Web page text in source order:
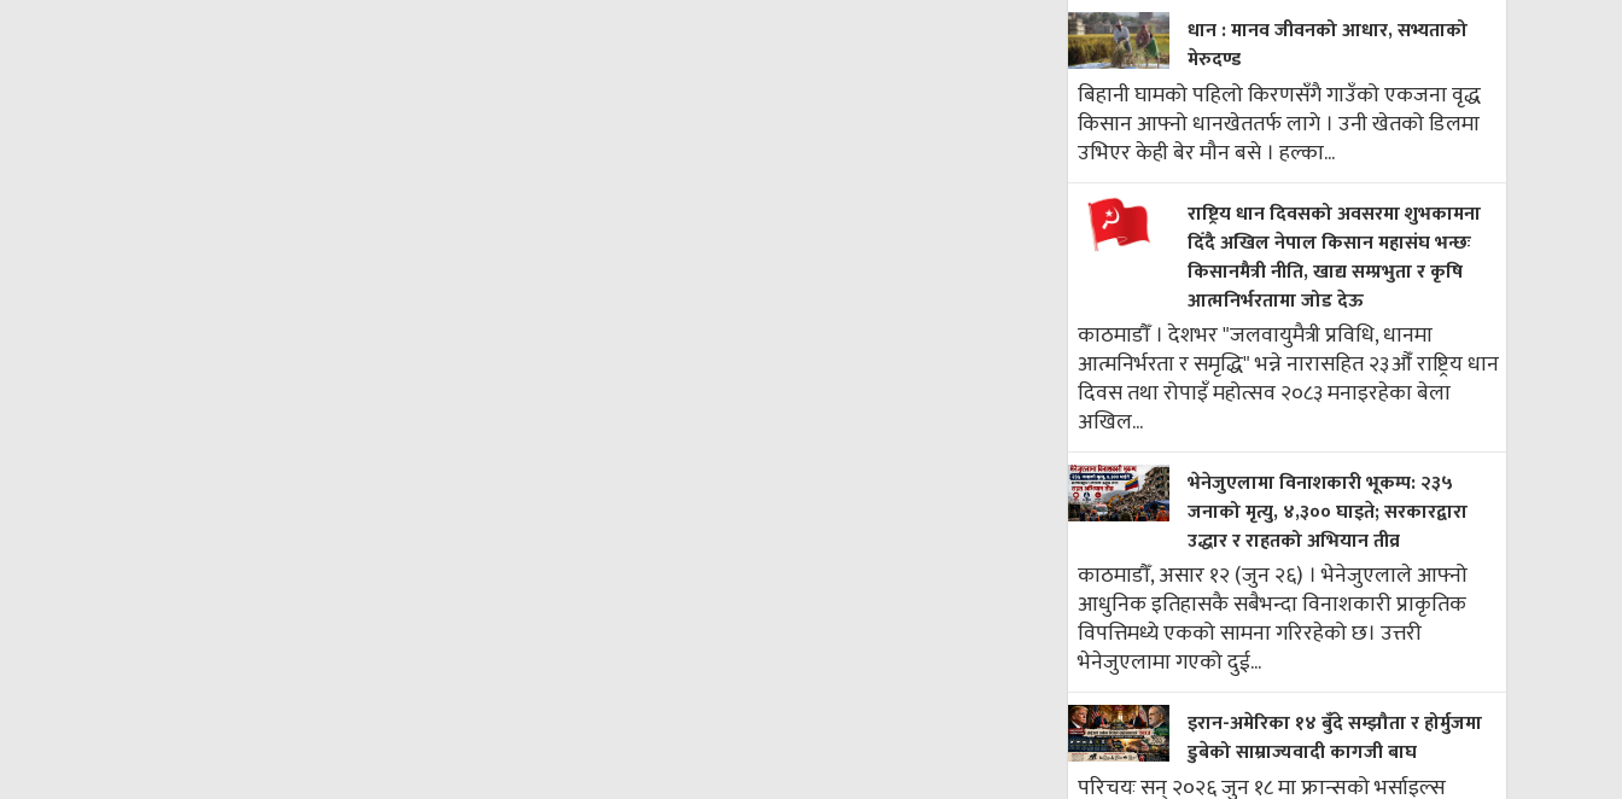
धान : मानव जीवनको आधार, सभ्यताको
मेरुदण्ड
बिहानी घामको पहिलो किरणसँगै गाउँको एकजना वृद्ध
किसान आफ्नो धानखेततर्फ लागे । उनी खेतको डिलमा
उभिएर केही बेर मौन बसे । हल्का...
राष्ट्रिय धान दिवसको अवसरमा शुभकामना
दिँदै अखिल नेपाल किसान महासंघ भन्छः
किसानमैत्री नीति, खाद्य सम्प्रभुता र कृषि
आत्मनिर्भरतामा जोड देऊ
काठमाडौँ । देशभर "जलवायुमैत्री प्रविधि, धानमा
आत्मनिर्भरता र समृद्धि" भन्ने नारासहित २३औँ राष्ट्रिय धान
दिवस तथा रोपाइँ महोत्सव २०८३ मनाइरहेका बेला
अखिल...
भेनेजुएलामा विनाशकारी भूकम्प: २३५
जनाको मृत्यु, ४,३०० घाइते; सरकारद्वारा
उद्धार र राहतको अभियान तीव्र
काठमाडौँ, असार १२ (जुन २६) । भेनेजुएलाले आफ्नो
आधुनिक इतिहासकै सबैभन्दा विनाशकारी प्राकृतिक
विपत्तिमध्ये एकको सामना गरिरहेको छ। उत्तरी
भेनेजुएलामा गएको दुई...
इरान-अमेरिका १४ बुँदे सम्झौता र होर्मुजमा
डुबेको साम्राज्यवादी कागजी बाघ
परिचयः सन् २०२६ जुन १८ मा फ्रान्सको भर्साइल्स